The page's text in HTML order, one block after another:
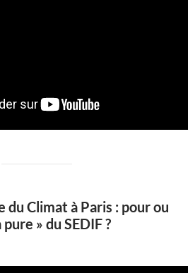
du Climat à Paris : pour ou
» du SEDIF ?